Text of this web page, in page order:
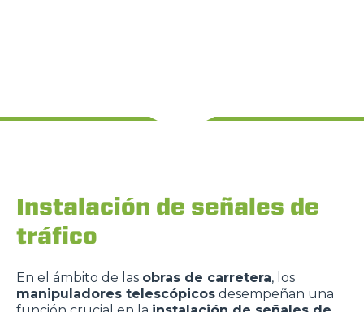
Instalación de señales de
tráfico
En el ámbito de las obras de carretera, los
manipuladores telescópicos desempeñan una